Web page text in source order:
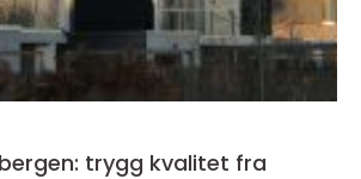
trygg kvalitet fra